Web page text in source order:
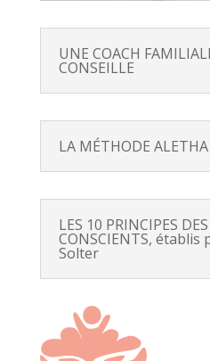
UNE COACH
CONSEILLE
LA MÉTHODE
LES 10 PRINCIPES
CONSCIENTS, établis
Solter